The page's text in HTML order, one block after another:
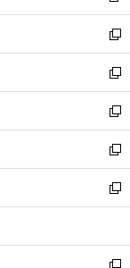
開
く
ウ
で
開
く
ン
ド
ウ
で
開
く
ウ
ィ
ン
ド
ウ
で
開
く
し
い
ウ
ィ
ン
ド
ウ
で
開
く
新
し
い
ウ
ィ
ン
ド
ウ
で
開
新
し
い
ウ
ィ
ン
ド
ウ
開
く
新
し
い
ウ
ィ
ン
ウ
で
新
し
い
ウ
ン
新
し
ウ